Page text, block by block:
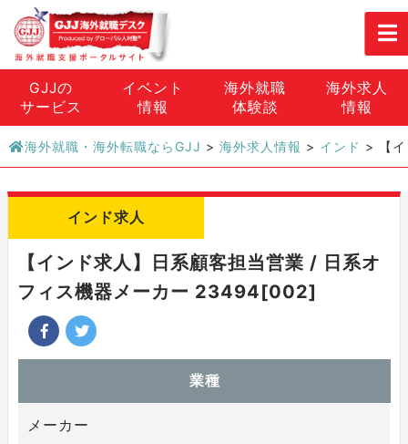
GJJの
サービス
イベント
情報
海外就職
体験談
海外求人
情報
海外就職・海外転職ならGJJ > 海外求人情報 > インド > 【
インド求人
【インド求人】日系顧客担当営業 / 日系オ
フィス機器メーカー 23494[002]
業種
メーカー